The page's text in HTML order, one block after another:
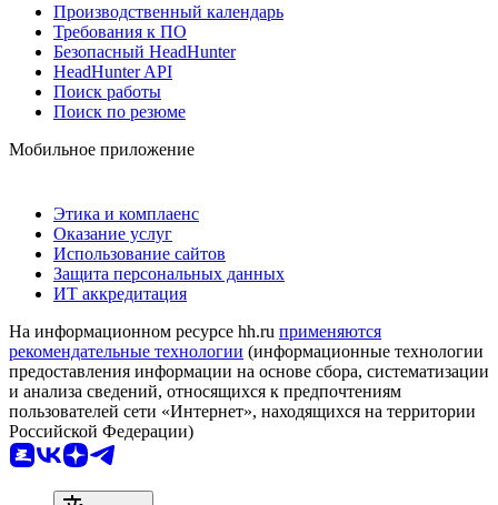
Производственный календарь
Требования к ПО
Безопасный HeadHunter
HeadHunter API
Поиск работы
Поиск по резюме
Мобильное приложение
Этика и комплаенс
Оказание услуг
Использование сайтов
Защита персональных данных
ИТ аккредитация
На информационном ресурсе hh.ru применяются
рекомендательные технологии (информационные технологии
предоставления информации на основе сбора, систематизации
и анализа сведений, относящихся к предпочтениям
пользователей сети «Интернет», находящихся на территории
Российской Федерации)